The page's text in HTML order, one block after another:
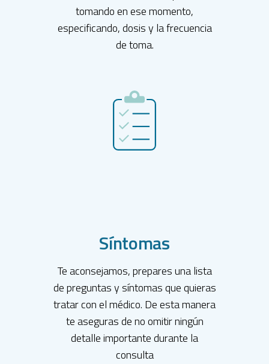
tomando en ese momento,
especificando, dosis y la frecuencia
de toma.
Síntomas
Te aconsejamos, prepares una lista
de preguntas y síntomas que quieras
tratar con el médico. De esta manera
te aseguras de no omitir ningún
detalle importante durante la
consulta